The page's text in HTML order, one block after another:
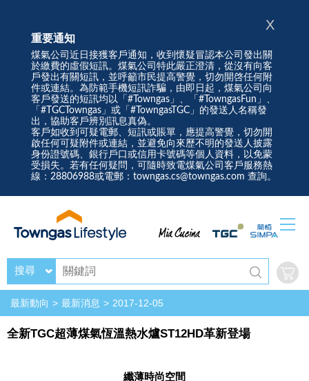
重要通知
煤氣公司近日接獲客戶通知，收到懷疑冒認本公司發出關
於繳費的虛假短訊。煤氣公司特此嚴正澄清，從沒有向客
戶發出有關短訊，並呼籲市民提高警覺，切勿開啓任何附
件或連結。為防範手機短訊詐騙，由即日起，煤氣公司向
客戶發送的短訊均以「#Towngas」、「#TowngasFun」、
「#TGCTowngas」或「#TowngasTGC」的發送人名稱發
出，協助客戶辨別訊息真偽。
客戶如收到可疑電郵、短訊或賬單，應提高警覺，切勿開
啟任何可疑附件或連結，並避免向來歷不明的發送人披露
身份證號碼、銀行戶口或信用卡號碼等個人資料，以免蒙
受損失。若有任何疑問，可隨時致電煤氣公司客戶服務熱
線：28806988或電郵：towngas.cs@towngas.com 查詢。
X
搜尋
最新動向 最新消息 2017-12-05
全新TGC超薄煤氣恆溫熱水爐ST12HD革新登場
纖薄時尚空間